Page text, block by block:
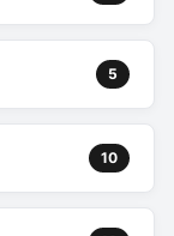
5
10